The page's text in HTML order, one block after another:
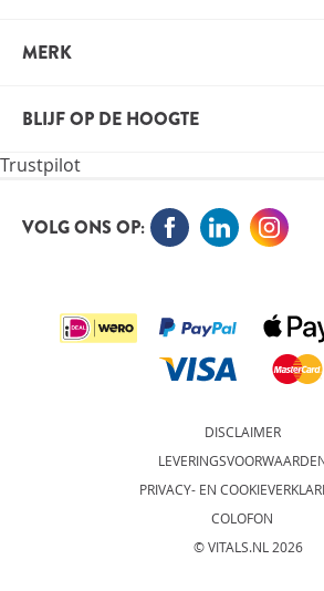
VERZENDINFORMATIE
VACATURES
MERK
ORTHOKENNIS
BLIJF OP DE HOOGTE
MELD JE NU AAN VOOR DE
AANMELDEN
Trustpilot
VOLG ONS OP:
DISCLAIMER
PRIVACY- EN
COLOFON
© VITALS.NL 2026